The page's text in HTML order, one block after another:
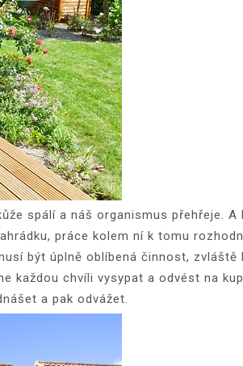
spálí a náš organismus přehřeje. A
práce kolem ní k tomu
být úplně oblíbená činnost, zvláště
každou chvíli vysypat a odvést na
a pak odvážet.